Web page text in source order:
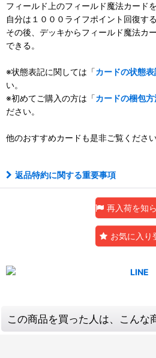
フィールド上のフィールド魔法カード
自分は１０００ライフポイント回復する
その後、デッキからフィールド魔法カ
できる。
※状態表記に関しては「カードの状態
い。
※初めてご購入の方は「カードの梱包
ださい。
他のおすすめカードも是非ご覧くださ
返品特約に関する重要事項
再入荷を知
お気に入り
この商品を買った人は、こんな